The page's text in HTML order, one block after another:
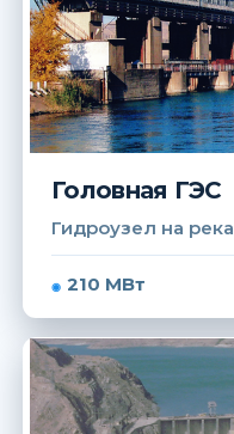
Головная ГЭС
Гидроузел на
210 МВт